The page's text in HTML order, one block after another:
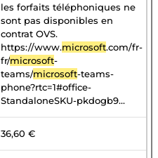
les forfaits téléphoniques ne
sont pas disponibles en
contrat OVS.
https://www.microsoft.com/fr-
fr/microsoft-
teams/microsoft-teams-
phone?rtc=1#office-
StandaloneSKU-pkdogb9...
36,60 €